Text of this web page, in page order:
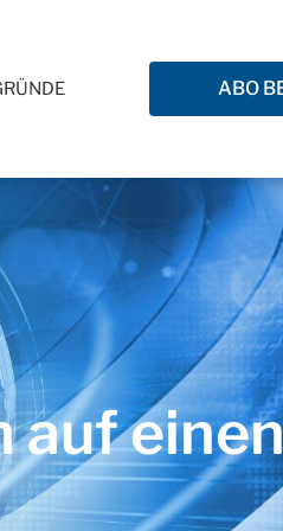
ABO
auf